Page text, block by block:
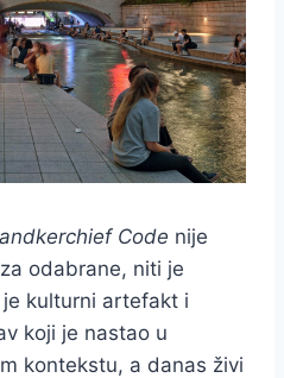
Code nije
odabrane, niti je
kulturni artefakt i
koji je nastao u
kontekstu, a danas živi